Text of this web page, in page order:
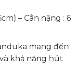
– Cân nặng : 6
mang đến
khả năng hút